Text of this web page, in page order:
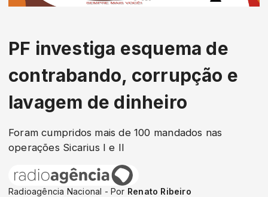
PF investiga esquema de
contrabando, corrupção e
lavagem de dinheiro
Foram cumpridos mais de 100 mandados nas
operações Sicarius I e II
Radioagência Nacional - Por Renato Ribeiro